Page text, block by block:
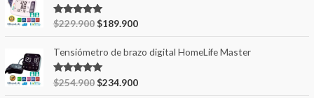
Valorado en
$229.900$189.900
Tensiómetro de brazo digital HomeLife Master
Valorado en
5.00
$254.900$234.900